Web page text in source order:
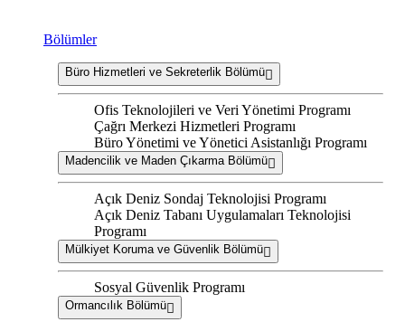
Bölümler
Büro Hizmetleri ve Sekreterlik Bölümü
Ofis Teknolojileri ve Veri Yönetimi Programı
Çağrı Merkezi Hizmetleri Programı
Büro Yönetimi ve Yönetici Asistanlığı Programı
Madencilik ve Maden Çıkarma Bölümü
Açık Deniz Sondaj Teknolojisi Programı
Açık Deniz Tabanı Uygulamaları Teknolojisi
Programı
Mülkiyet Koruma ve Güvenlik Bölümü
Sosyal Güvenlik Programı
Ormancılık Bölümü